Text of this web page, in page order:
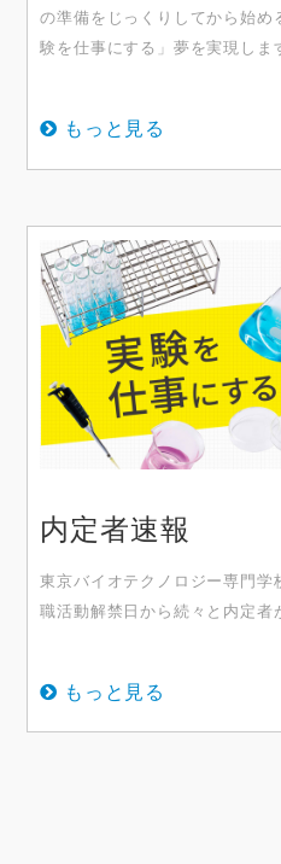
の準備をじっくりしてから始め
験を仕事にする」夢を実現しま
もっと見る
内定者速報
東京バイオテクノロジー専門
職活動解禁日から続々と内定者
もっと見る